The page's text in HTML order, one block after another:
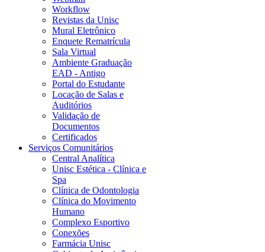
Workflow
Revistas da Unisc
Mural Eletrônico
Enquete Rematrícula
Sala Virtual
Ambiente Graduação
EAD - Antigo
Portal do Estudante
Locação de Salas e
Auditórios
Validação de
Documentos
Certificados
Serviços Comunitários
Central Analítica
Unisc Estética - Clínica e
Spa
Clínica de Odontologia
Clínica do Movimento
Humano
Complexo Esportivo
Conexões
Farmácia Unisc